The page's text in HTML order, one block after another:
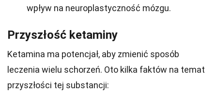
wpływ na neuroplastyczność mózgu.
Przyszłość ketaminy
Ketamina ma potencjał, aby zmienić sposób
leczenia wielu schorzeń. Oto kilka faktów na temat
przyszłości tej substancji: